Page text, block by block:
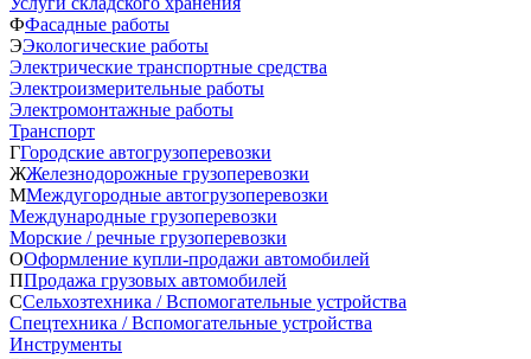
ФФасадные работы
ЭЭкологические работы
Электрические транспортные средства
Электроизмерительные работы
Электромонтажные работы
Транспорт
ГГородские автогрузоперевозки
ЖЖелезнодорожные грузоперевозки
ММеждугородные автогрузоперевозки
Международные грузоперевозки
Морские / речные грузоперевозки
ООформление купли-продажи автомобилей
ППродажа грузовых автомобилей
ССельхозтехника / Вспомогательные устройства
Спецтехника / Вспомогательные устройства
Инструменты